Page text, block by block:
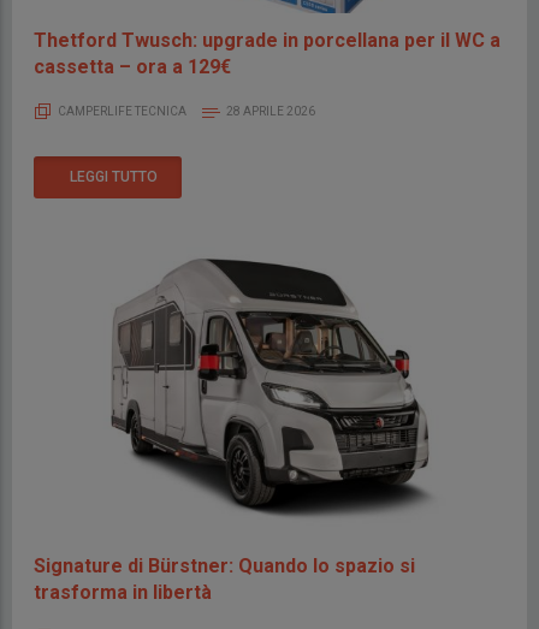
Thetford Twusch: upgrade in porcellana per il WC a
cassetta – ora a 129€
CAMPERLIFE TECNICA 28 APRILE 2026
LEGGI TUTTO
Signature di Bürstner: Quando lo spazio si
trasforma in libertà